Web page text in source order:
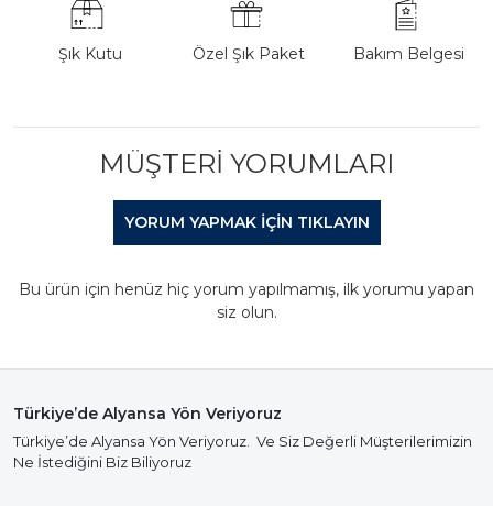
Şık Kutu Özel Şık Paket Bakım Belgesi
MÜŞTERI YORUMLARI
YORUM YAPMAK IÇIN TIKLAYIN
Bu ürün için henüz hiç yorum yapılmamış, ilk yorumu yapan
siz olun.
Türkiye’de Alyansa Yön Veriyoruz
Türkiye’de Alyansa Yön Veriyoruz. Ve Siz Değerli Müşterilerimizin
Ne İstediğini Biz Biliyoruz